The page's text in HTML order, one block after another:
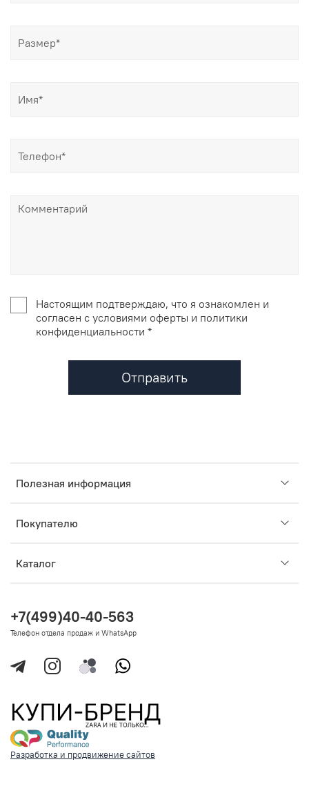
Настоящим подтверждаю, что я ознакомлен и
согласен с условиями оферты и политики
конфиденциальности *
Отправить
Полезная информация
Покупателю
Каталог
+7(499)40-40-563
Телефон отдела продаж и WhatsApp
Разработка и продвижение сайтов